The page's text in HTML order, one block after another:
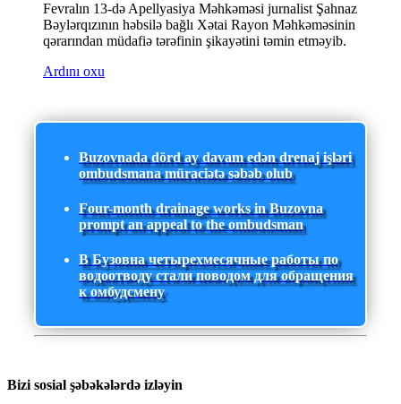
Fevralın 13-də Apellyasiya Məhkəməsi jurnalist Şahnaz
Bəylərqızının həbsilə bağlı Xətai Rayon Məhkəməsinin
qərarından müdafiə tərəfinin şikayətini təmin etməyib.
Ardını oxu
Buzovnada dörd ay davam edən drenaj işləri
ombudsmana müraciətə səbəb olub
Four-month drainage works in Buzovna
prompt an appeal to the ombudsman
В Бузовна четырехмесячные работы по
водоотводу стали поводом для обращения
к омбудсмену
Bizi sosial şəbəkələrdə izləyin